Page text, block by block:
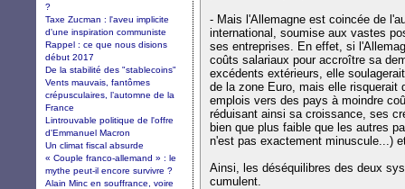
- Mais l'Allemagne est coincée de
international, soumise aux vastes
ses entreprises. En effet, si
coûts salariaux pour accroître sa
excédents extérieurs, elle
de la zone Euro, mais elle risquerait
emplois vers des pays à moindre
réduisant ainsi sa croissance, ses
bien que plus faible que les autres
n'est pas exactement minuscule...)
Ainsi, les déséquilibres des deux
cumulent.
?
Taxe Zucman : l'aveu implicite
d'une inspiration communiste
Rappel : ce que nous disions
début 2017
De la stabilité des "stablecoins"
Vents mauvais, fantômes
crépusculaires, l’automne de la
France
Lintrouvable politique de l'offre
d'Emmanuel Macron
Un climat fiscal absurde
« Couple franco-allemand » : le
mythe peut-il encore survivre ?
Alain Minc en souffrance, voire